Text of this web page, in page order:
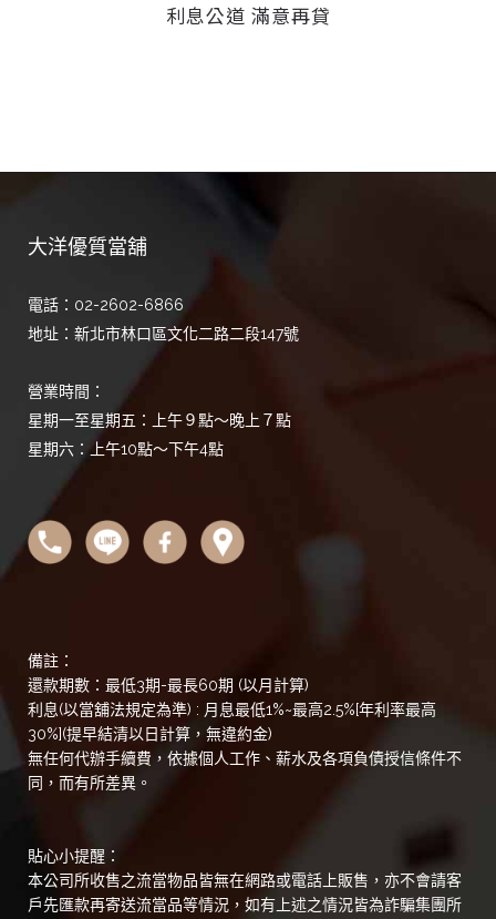
利息公道 滿意再貸
大洋優質當舖
電話：02-2602-6866
地址：新北市林口區文化二路二段147號
營業時間：
星期一至星期五：上午９點～晚上７點
星期六：上午10點～下午4點
備註：
還款期數：最低3期-最長60期 (以月計算)
利息(以當舖法規定為準) : 月息最低1%~最高2.5%[年利率最高
30%](提早結清以日計算，無違約金)
無任何代辦手續費，依據個人工作、薪水及各項負債授信條件不
同，而有所差異。
貼心小提醒：
本公司所收售之流當物品皆無在網路或電話上販售，亦不會請客
戶先匯款再寄送流當品等情況，如有上述之情況皆為詐騙集團所